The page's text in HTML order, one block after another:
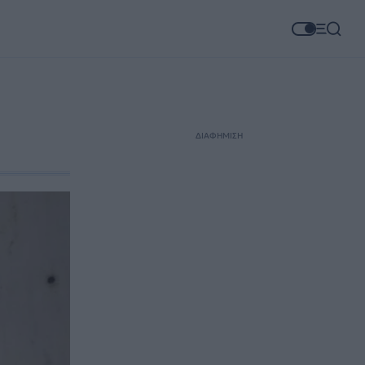
ΔΙΑΦΗΜΙΣΗ